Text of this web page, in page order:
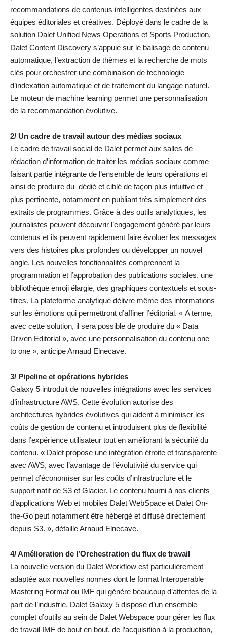
recommandations de contenus intelligentes destinées aux
équipes éditoriales et créatives. Déployé dans le cadre de la
solution Dalet Unified News Operations et Sports Production,
Dalet Content Discovery s’appuie sur le balisage de contenu
automatique, l’extraction de thèmes et la recherche de mots
clés pour orchestrer une combinaison de technologie
d’indexation automatique et de traitement du langage naturel.
Le moteur de machine learning permet une personnalisation
de la recommandation évolutive.
2/ Un cadre de travail autour des médias sociaux
Le cadre de travail social de Dalet permet aux salles de
rédaction d’information de traiter les médias sociaux comme
faisant partie intégrante de l’ensemble de leurs opérations et
ainsi de produire du dédié et ciblé de façon plus intuitive et
plus pertinente, notamment en publiant très simplement des
extraits de programmes. Grâce à des outils analytiques, les
journalistes peuvent découvrir l’engagement généré par leurs
contenus et ils peuvent rapidement faire évoluer les messages
vers des histoires plus profondes ou développer un nouvel
angle. Les nouvelles fonctionnalités comprennent la
programmation et l’approbation des publications sociales, une
bibliothèque emoji élargie, des graphiques contextuels et sous-
titres. La plateforme analytique délivre même des informations
sur les émotions qui permettront d’affiner l’éditorial. « A terme,
avec cette solution, il sera possible de produire du « Data
Driven Editorial », avec une personnalisation du contenu one
to one », anticipe Arnaud Elnecave.
3/ Pipeline et opérations hybrides
Galaxy 5 introduit de nouvelles intégrations avec les services
d’infrastructure AWS. Cette évolution autorise des
architectures hybrides évolutives qui aident à minimiser les
coûts de gestion de contenu et introduisent plus de flexibilité
dans l’expérience utilisateur tout en améliorant la sécurité du
contenu. « Dalet propose une intégration étroite et transparente
avec AWS, avec l’avantage de l’évolutivité du service qui
permet d’économiser sur les coûts d’infrastructure et le
support natif de S3 et Glacier. Le contenu fourni à nos clients
d’applications Web et mobiles Dalet WebSpace et Dalet On-
the-Go peut notamment être hébergé et diffusé directement
depuis S3. », détaille Arnaud Elnecave.
4/ Amélioration de l’Orchestration du flux de travail
La nouvelle version du Dalet Workflow est particulièrement
adaptée aux nouvelles normes dont le format Interoperable
Mastering Format ou IMF qui génère beaucoup d’attentes de la
part de l’industrie. Dalet Galaxy 5 dispose d’un ensemble
complet d’outils au sein de Dalet Webspace pour gérer les flux
de travail IMF de bout en bout, de l’acquisition à la production,